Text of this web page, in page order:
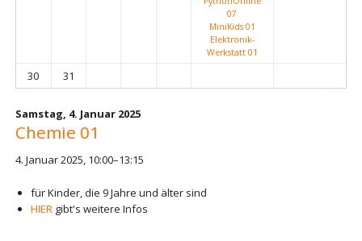
07
MiniKids 01
Elektronik-
Werkstatt 01
30 31
Samstag, 4. Januar 2025
Chemie 01
4. Januar 2025, 10:00–13:15
für Kinder, die 9 Jahre und älter sind
HIERgibt's weitere Infos